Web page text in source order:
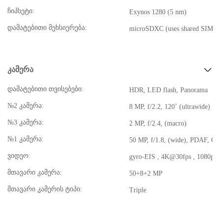
ჩიპსეტი: Exynos 1280 (5 nm)
დამატებითი მეხსიერება: microSDXC (uses shared SIM
კამერა
დამატებითი თვისებები: HDR, LED flash, Panorama
№2 კამერა: 8 MP, f/2.2, 120˚ (ultrawide)
№3 კამერა: 2 MP, f/2.4, (macro)
№1 კამერა: 50 MP, f/1.8, (wide), PDAF,
ვიდეო: gyro-EIS , 4K@30fps ,
მთავარი კამერა: 50+8+2 MP
მთავარი კამერის ტიპი: Triple